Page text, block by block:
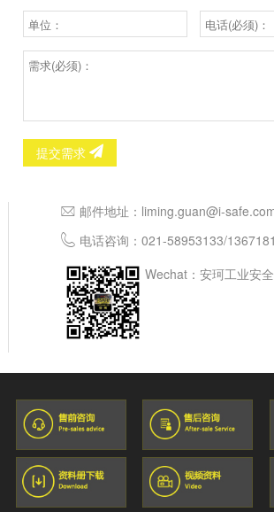
提交需求
邮件地址： liming.guan@i-
电话咨询： 021-58953133/
Wechat：安珂工业安